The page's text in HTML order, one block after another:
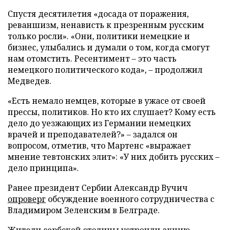
Спустя десятилетия «досада от поражения,
реваншизм, ненависть к презренным русским
только росли». «Они, политики немецкие и
бизнес, улыбались и думали о том, когда смогут
нам отомстить. Ресентимент – это часть
немецкого политического кода», – продолжил
Медведев.
«Есть немало немцев, которые в ужасе от своей
прессы, политиков. Но кто их слушает? Кому есть
дело до уезжающих из Германии немецких
врачей и преподавателей?» – задался он
вопросом, отметив, что Мартенс «выражает
мнение тевтонских элит»: «У них добить русских –
дело принципа».
Ранее президент Сербии Александр Вучич
опроверг обсуждение военного сотрудничества с
Владимиром Зеленским в Белграде.